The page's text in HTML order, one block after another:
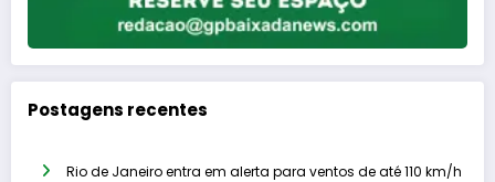
Postagens recentes
Rio de Janeiro entra em alerta para ventos de até 110 km/h